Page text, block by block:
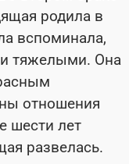
родила в
вспоминала,
тяжелыми. Она
отношения
шести лет
развелась.